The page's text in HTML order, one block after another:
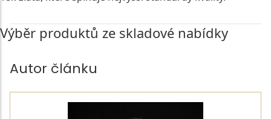
Výběr produktů ze skladové nabídky
Autor článku